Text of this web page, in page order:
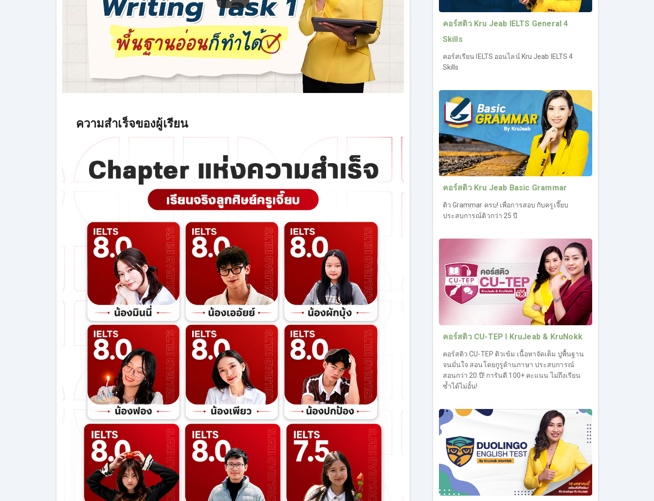
ความสำเร็จของผู้เรียน
คอร์สติว Kru Jeab IELTS General 4
Skills
คอร์สเรียน IELTS ออนไลน์ Kru Jeab IELTS 4
Skills
คอร์สติว Kru Jeab Basic Grammar
ติว Grammar ครบ! เพื่อการสอบ กับครูเจี๊ยบ
ประสบการณ์ติวกว่า 25 ปี
คอร์สติว CU-TEP l KruJeab & KruNokk
คอร์สติว CU-TEP ติวเข้ม เนื้อหาจัดเต็ม ปูพื้นฐาน
จนมั่นใจ สอนโดยกูรูด้านภาษา ประสบการณ์
สอนกว่า 20 ปี! การันตี 100+ คะแนน ไม่ถึงเรียน
ซ้ำได้ไม่อั้น!